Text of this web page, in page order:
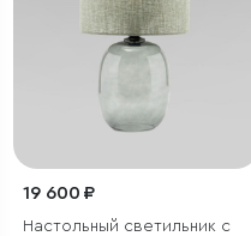
19 600 ₽
Настольный светильник с